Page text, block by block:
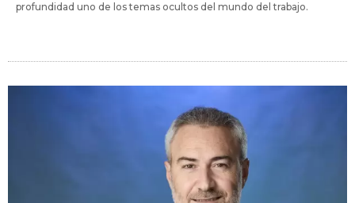
profundidad uno de los temas ocultos del mundo del trabajo.